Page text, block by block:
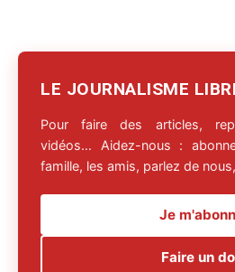
LE JOURNALISME
Pour faire des articles,
vidéos… Aidez-nous :
famille, les amis, parlez de
Je
Faire un